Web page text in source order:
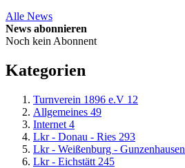
Alle News
News abonnieren
Noch kein Abonnent
Kategorien
Turnverein 1896 e.V 12
Allgemeines 49
Internet 4
Lkr - Donau - Ries 293
Lkr - Weißenburg - Gunzenhausen
Lkr - Eichstätt 245